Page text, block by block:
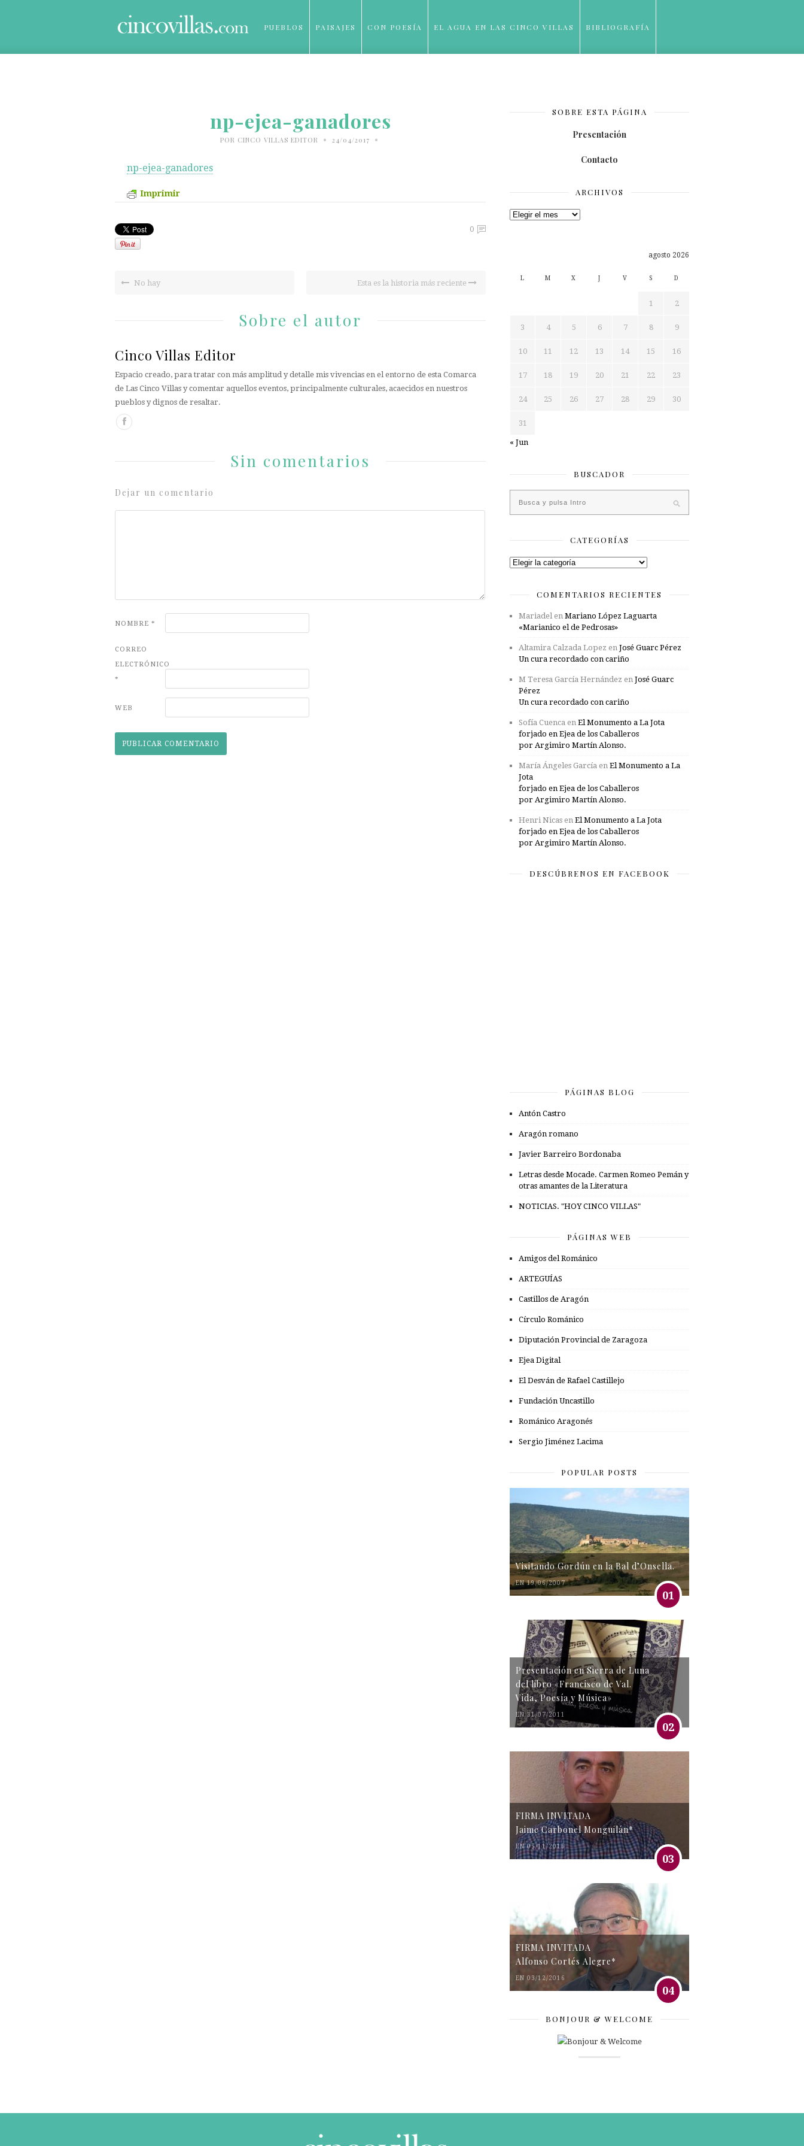
PUEBLOS PAISAJES CON POESÍA EL AGUA EN LAS CINCO VILLAS BIBLIOGRAFÍA
np-ejea-ganadores
POR CINCO VILLAS EDITOR • 24/04/2017 •
np-ejea-ganadores
Imprimir
0
No hay Esta es la historia más reciente
Sobre el autor
Cinco Villas Editor
Espacio creado, para tratar con más amplitud y detalle mis vivencias en el entorno de esta Comarca
de Las Cinco Villas y comentar aquellos eventos, principalmente culturales, acaecidos en nuestros
pueblos y dignos de resaltar.
Sin comentarios
Dejar un comentario
NOMBRE *
CORREO
ELECTRÓNICO
*
WEB
SOBRE ESTA PÁGINA
Presentación
Contacto
ARCHIVOS
Archivos
agosto 2026
L M X J V S D
1 2
3 4 5 6 7 8 9
10 11 12 13 14 15 16
17 18 19 20 21 22 23
24 25 26 27 28 29 30
31
« Jun
BUSCADOR
CATEGORÍAS
Categorías
COMENTARIOS RECIENTES
Mariadelen Mariano López Laguarta
«Marianico el de Pedrosas»
Altamira Calzada Lopez en José Guarc Pérez
Un cura recordado con cariño
M Teresa García Hernández en José Guarc
Pérez
Un cura recordado con cariño
Sofía Cuenca en El Monumento a La Jota
forjado en Ejea de los Caballeros
por Argimiro Martín Alonso.
María Ángeles García en El Monumento a La
Jota
forjado en Ejea de los Caballeros
por Argimiro Martín Alonso.
Henri Nicas en El Monumento a La Jota
forjado en Ejea de los Caballeros
por Argimiro Martín Alonso.
DESCÚBRENOS EN FACEBOOK
PÁGINAS BLOG
Antón Castro
Aragón romano
Javier Barreiro Bordonaba
Letras desde Mocade. Carmen Romeo Pemán y
otras amantes de la Literatura
NOTICIAS. "HOY CINCO VILLAS"
PÁGINAS WEB
Amigos del Románico
ARTEGUÍAS
Castillos de Aragón
Círculo Románico
Diputación Provincial de Zaragoza
Ejea Digital
El Desván de Rafael Castillejo
Fundación Uncastillo
Románico Aragonés
Sergio Jiménez Lacima
POPULAR POSTS
Visitando Gordún en la Bal d’Onsella.
EN 19/06/2007
01
Presentación en Sierra de Luna
del libro «Francisco de Val.
Vida, Poesía y Música»
EN 31/07/2011
02
FIRMA INVITADA
Jaime Carbonel Monguilán*
EN 05/11/2016
03
FIRMA INVITADA
Alfonso Cortés Alegre*
EN 03/12/2016
04
BONJOUR & WELCOME